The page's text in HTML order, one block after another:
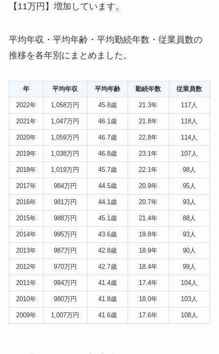
【11万円】増加しています。
平均年収・平均年齢・平均勤続年数・従業員数の
推移を各年別にまとめました。
年 平均年収 平均年齢 勤続年数 従業員数
2022年 1,058万円 45.8歳 21.3年 117人
2021年 1,047万円 46.1歳 21.8年 118人
2020年 1,059万円 46.7歳 22.8年 114人
2019年 1,038万円 46.8歳 23.1年 107人
2018年 1,019万円 45.7歳 22.1年 98人
2017年 984万円 44.5歳 20.9年 95人
2016年 981万円 44.1歳 20.7年 93人
2015年 988万円 45.1歳 21.4年 88人
2014年 995万円 43.6歳 19.8年 93人
2013年 987万円 42.8歳 18.9年 90人
2012年 970万円 42.7歳 18.4年 99人
2011年 994万円 41.4歳 17.4年 104人
2010年 980万円 41.8歳 18.0年 103人
2009年 1,007万円 41.6歳 17.6年 108人